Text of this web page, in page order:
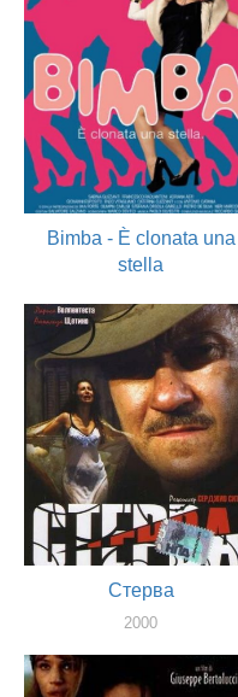
Bimba - È clonata una
stella
актер
Стерва
2000